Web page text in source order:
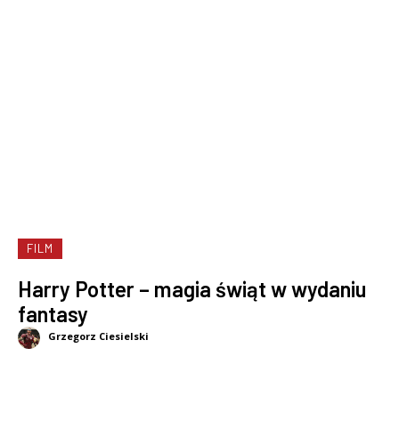
FILM
Harry Potter – magia świąt w wydaniu
fantasy
Grzegorz Ciesielski